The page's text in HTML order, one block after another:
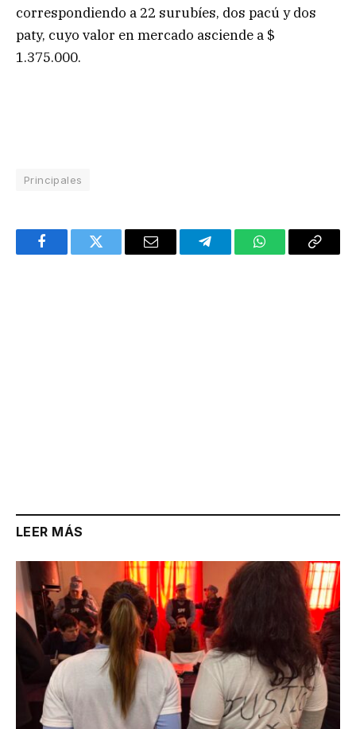
correspondiendo a 22 surubíes, dos pacú y dos
paty, cuyo valor en mercado asciende a $
1.375.000.
Principales
FacebookTwitter Email TelegramWhatsAppCopy
LEER MÁS